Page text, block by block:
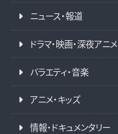
ニュース・報道
ドラマ・映画・深夜アニメ
バラエティ・音楽
アニメ・キッズ
情報・ドキュメンタリー